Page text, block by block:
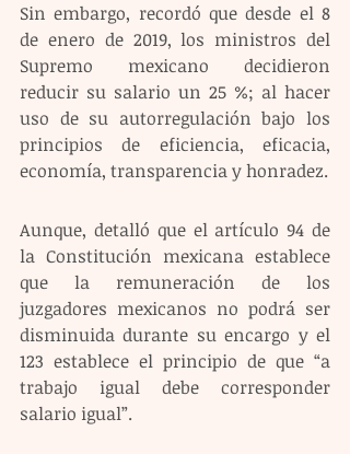
Sin embargo, recordó que desde el 8
de enero de 2019, los ministros del
Supremo mexicano decidieron
reducir su salario un 25 %; al hacer
uso de su autorregulación bajo los
principios de eficiencia, eficacia,
economía, transparencia y honradez.
Aunque, detalló que el artículo 94 de
la Constitución mexicana establece
que la remuneración de los
juzgadores mexicanos no podrá ser
disminuida durante su encargo y el
123 establece el principio de que “a
trabajo igual debe corresponder
salario igual”.